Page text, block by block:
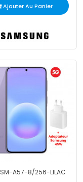
Ajouter Au Panier
SM-A57-8/256-LILAC